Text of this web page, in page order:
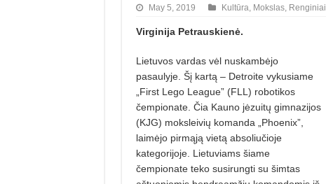
May 5, 2019 Kultūra Mokslas, Renginiai
Virginija Petrauskienė.
Lietuvos vardas vėl nuskambėjo
pasaulyje. Šį kartą – Detroite vykusiame
„First Lego League” (FLL) robotikos
čempionate. Čia Kauno jėzuitų gimnazijos
(KJG) moksleivių komanda „Phoenix”,
laimėjo pirmąją vietą absoliučioje
kategorijoje. Lietuviams šiame
čempionate teko susirungti su šimtas